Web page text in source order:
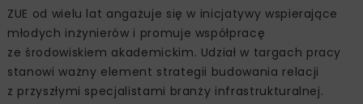
ZUE od wielu lat angażuje się w inicjatywy wspierające
młodych inżynierów i promuje współpracę
ze środowiskiem akademickim. Udział w targach pracy
stanowi ważny element strategii budowania relacji
z przyszłymi specjalistami branży infrastrukturalnej.